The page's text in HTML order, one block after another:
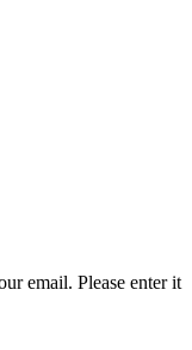
email. Please enter it